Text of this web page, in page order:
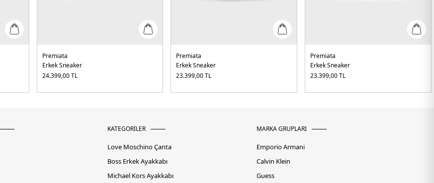
Premiata
Erkek Sneaker
24.399,00TL
Premiata
Erkek Sneaker
23.399,00TL
Premiata
Erkek Sneaker
23.399,00TL
KATEGORİLER
Love Moschino Çanta
Boss Erkek Ayakkabı
Michael Kors Ayakkabı
MARKA GRUPLARI
Emporio Armani
Calvin Klein
Guess